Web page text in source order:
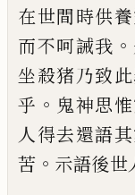
在世間時供
而不呵誡我 。
坐殺猪乃致
乎 。 鬼神思
人得去還語
苦 。 示語後世